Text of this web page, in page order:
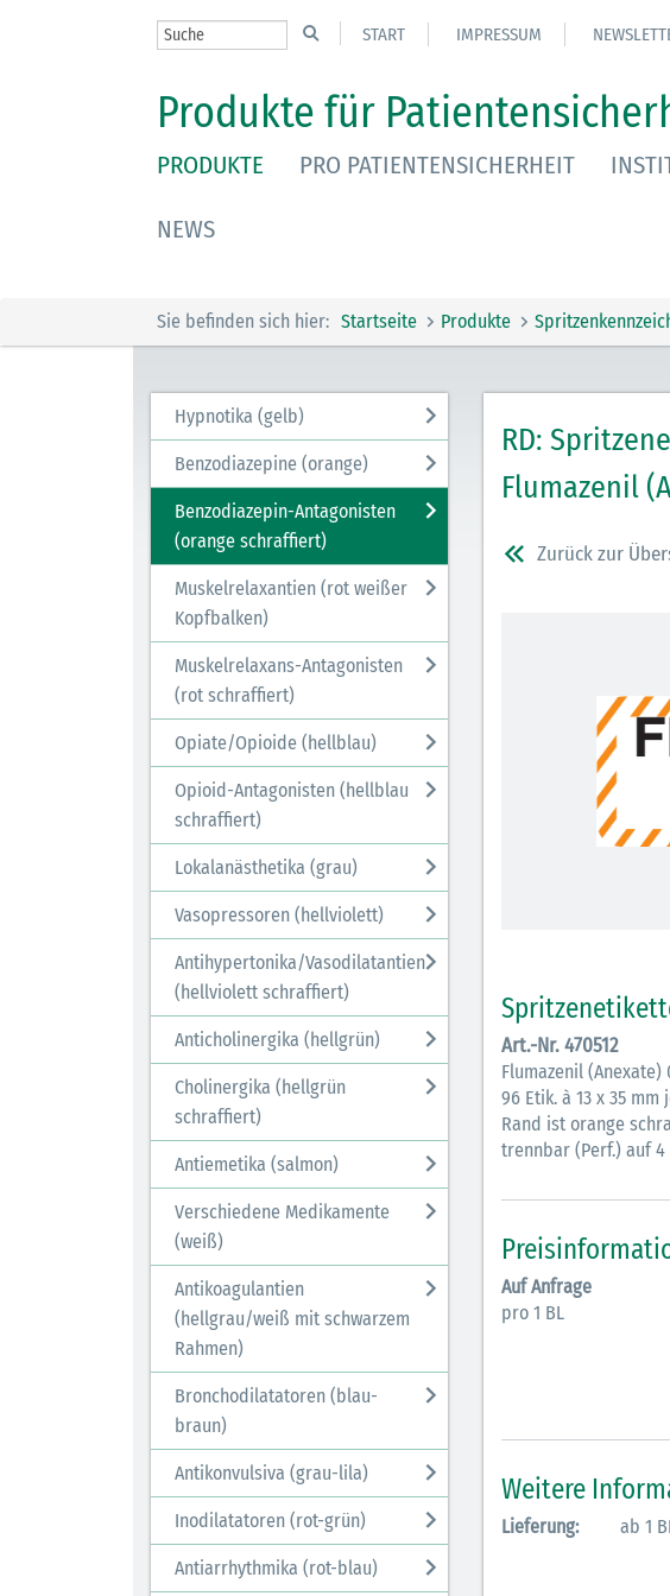
START IMPRESSUM
Produkte für
PRODUKTE PRO PATIENTENSICHERHEIT
NEWS
Sie befinden sich hier: Startseite Produkte
Hypnotika (gelb)
Benzodiazepine (orange)
Benzodiazepin-Antagonisten
(orange schraffiert)
Muskelrelaxantien (rot weißer
Kopfbalken)
Muskelrelaxans-Antagonisten
(rot schraffiert)
Opiate/Opioide (hellblau)
Opioid-Antagonisten (hellblau
schraffiert)
Lokalanästhetika (grau)
Vasopressoren (hellviolett)
Antihypertonika/Vasodilatantien
(hellviolett schraffiert)
Anticholinergika (hellgrün)
Cholinergika (hellgrün
schraffiert)
Antiemetika (salmon)
Verschiedene Medikamente
(weiß)
Antikoagulantien
(hellgrau/weiß mit schwarzem
Rahmen)
Bronchodilatatoren (blau-
braun)
Antikonvulsiva (grau-lila)
Inodilatatoren (rot-grün)
Antiarrhythmika (rot-blau)
RD:
Flumazenil
Zurück zur
Art.-Nr. 470512
Flumazenil (Anexate)
96 Etik. à 13 x 35 mm
Rand ist orange
trennbar (Perf.) auf 4
Auf Anfrage
pro 1 BL
Weitere
Lieferung: ab 1